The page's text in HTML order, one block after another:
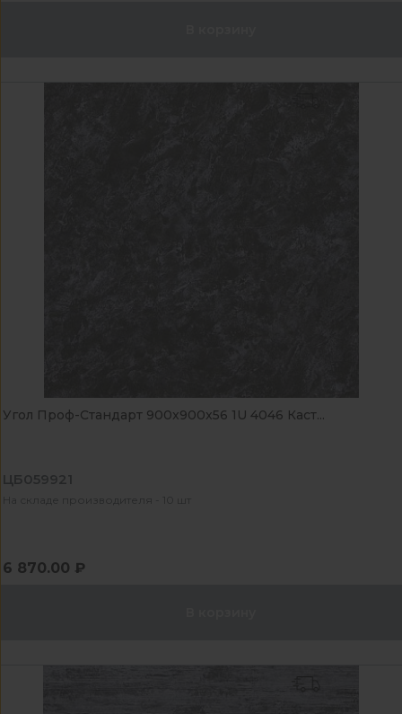
Угол Проф-Стандарт 900x900x56 1U 4046 Каст...
ЦБ059921
На складе производителя - 10 шт
6 870.00 ₽